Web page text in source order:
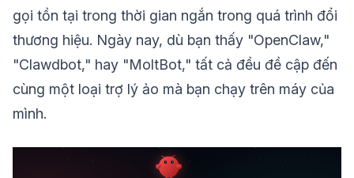
gọi tồn tại trong thời gian ngắn trong quá trình đổi
thương hiệu. Ngày nay, dù bạn thấy "OpenClaw,"
"Clawdbot," hay "MoltBot," tất cả đều đề cập đến
cùng một loại trợ lý ảo mà bạn chạy trên máy của
mình.